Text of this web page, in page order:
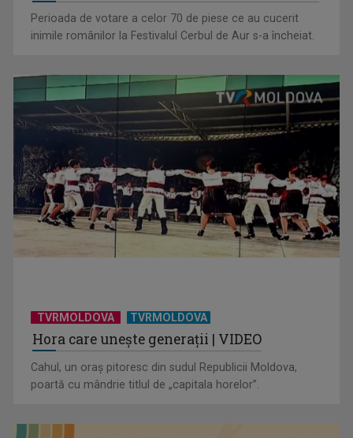
Perioada de votare a celor 70 de piese ce au cucerit
inimile românilor la Festivalul Cerbul de Aur s-a încheiat.
TVRMOLDOVA TVRMOLDOVA
Hora care unește generații | VIDEO
Cahul, un oraș pitoresc din sudul Republicii Moldova,
poartă cu mândrie titlul de „capitala horelor”.